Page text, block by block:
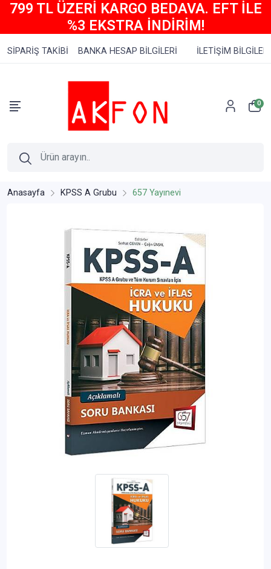
799 TL ÜZERİ KARGO BEDAVA. EFT İLE
%3 EKSTRA İNDİRİM!
SİPARİŞ TAKİBİ BANKA HESAP BİLGİLERİ İLETİŞİM BİLGİLERİ
0
Anasayfa KPSS A Grubu 657 Yayınevi